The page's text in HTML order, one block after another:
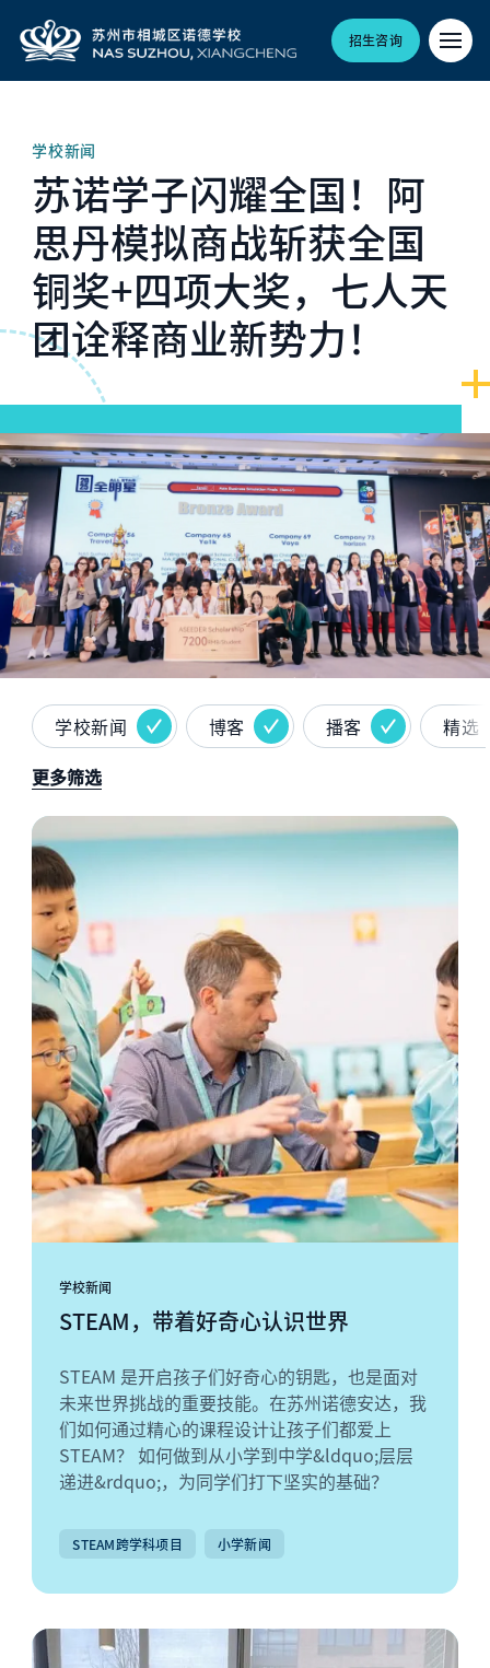
招生咨询
学校新闻
苏诺学子闪耀全国！阿
思丹模拟商战斩获全国
铜奖+四项大奖，七人天
团诠释商业新势力！
Hero article image
学校新闻 博客 播客
精选
更多筛选
学校新闻
STEAM，带着好奇心认识世界
STEAM 是开启孩子们好奇心的钥匙，也是面对
未来世界挑战的重要技能。在苏州诺德安达，我
们如何通过精心的课程设计让孩子们都爱上
STEAM？ 如何做到从小学到中学&ldquo;层层
递进&rdquo;，为同学们打下坚实的基础？
STEAM跨学科项目 小学新闻